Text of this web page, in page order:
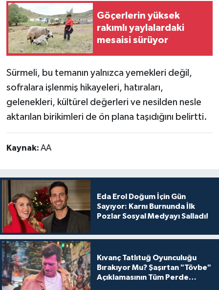
Göçerlerin yüksek
rakımlı yaylalardaki
mesaisi sürüyor
Sürmeli, bu temanın yalnızca yemekleri değil,
sofralara işlenmiş hikayeleri, hatıraları,
gelenekleri, kültürel değerleri ve nesilden nesle
aktarılan birikimleri de ön plana taşıdığını belirtti.
Kaynak: AA
Eda Erol Doğum İçin Gün
Sayıyor: Karnı Burnunda İlk
Pozlar Sosyal Medyayı Salladı!
Kıvanç Tatlıtuğ Oyunculuğu
Bırakıyor Mu? Şaşırtan "Tövbe"
Açıklamasının Tüm Perde